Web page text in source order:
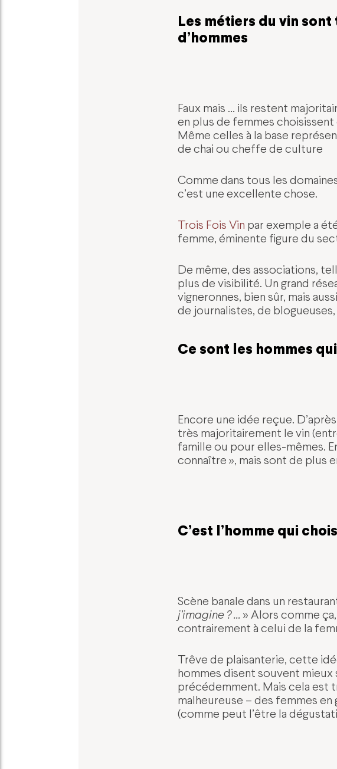
Les métiers du vin
d’hommes
Faux mais … ils restent
en plus de femmes
Même celles à la base
de chai ou cheffe de culture
Comme dans tous les
c’est une excellente chose.
Trois Fois Vin par exemple a
femme, éminente figure du
De même, des associations,
plus de visibilité. Un grand
vigneronnes, bien sûr, mais
de journalistes, de
Ce sont les hommes
Encore une idée reçue.
très majoritairement le vin
famille ou pour elles-mêmes.
connaître », mais sont de plus
C’est l’homme qui
Scène banale dans un
j’imagine ? … » Alors comme
contrairement à celui de la
Trêve de plaisanterie, cette
hommes disent souvent
précédemment. Mais cela est
malheureuse – des femmes
(comme peut l’être la